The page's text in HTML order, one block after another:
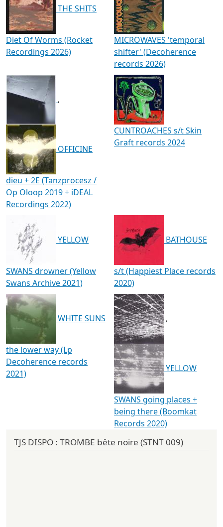
THE SHITS
Diet Of Worms (Rocket
Recordings 2026)
MICROWAVES 'temporal
shifter' (Decoherence
records 2026)
,
OFFICINE
dieu + 2E (Tanzprocesz /
Op Oloop 2019 + iDEAL
Recordings 2022)
CUNTROACHES s/t Skin
Graft records 2024
YELLOW
SWANS drowner (Yellow
Swans Archive 2021)
BATHOUSE
s/t (Happiest Place records
2020)
WHITE SUNS
the lower way (Lp
Decoherence records
2021)
,
YELLOW
SWANS going places +
being there (Boomkat
Records 2020)
TJS DISPO : TROMBE bête noire (STNT 009)